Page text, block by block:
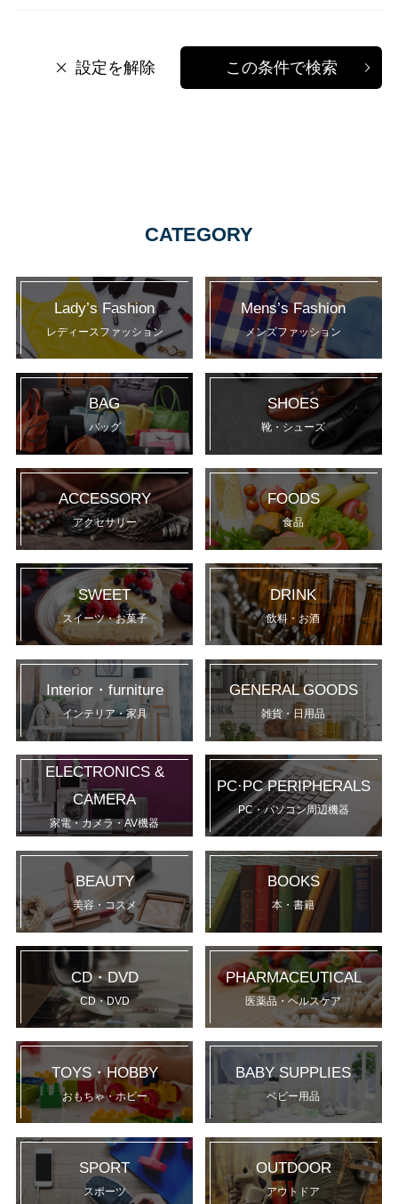
設定を解除 この条件で検索
CATEGORY
Lady’s Fashion
レディースファッション
Mens’s Fashion
メンズファッション
BAG
バッグ
SHOES
靴・シューズ
ACCESSORY
アクセサリー
FOODS
食品
SWEET
スイーツ・お菓子
DRINK
飲料・お酒
Interior・furniture
インテリア・家具
GENERAL GOODS
雑貨・日用品
ELECTRONICS &
CAMERA
家電・カメラ・AV機器
PC·PC PERIPHERALS
PC・パソコン周辺機器
BEAUTY
美容・コスメ
BOOKS
本・書籍
CD・DVD
CD・DVD
PHARMACEUTICAL
医薬品・ヘルスケア
TOYS・HOBBY
おもちゃ・ホビー
BABY SUPPLIES
ベビー用品
SPORT
スポーツ
OUTDOOR
アウトドア